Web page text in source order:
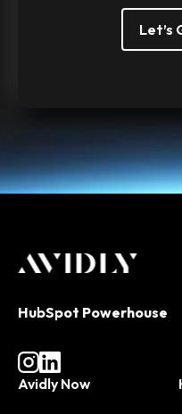
Let’s
HubSpot Powerhouse
Avidly Now